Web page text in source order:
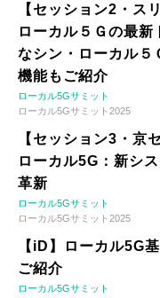
【セッション2・ス
ローカル５Ｇの最
なシン・ローカル５
機能もご紹介
ローカル5Gサミット
ローカル5Gサミット2025
【セッション3・京
ローカル5G：新シ
革新
ローカル5Gサミット
ローカル5Gサミット2025
【iD】ローカル5G
ご紹介
ローカル5Gサミット